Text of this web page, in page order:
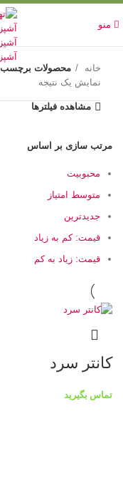
منو
خانه
محصولات برچسب
نمایش یک نتیجه
مشاهده فیلترها
مرتب سازی بر اساس
محبوبیت
متوسط امتیاز
جدیدترین
قیمت: کم به زیاد
قیمت: زیاد به کم
کانتر سرد
تماس بگیرید